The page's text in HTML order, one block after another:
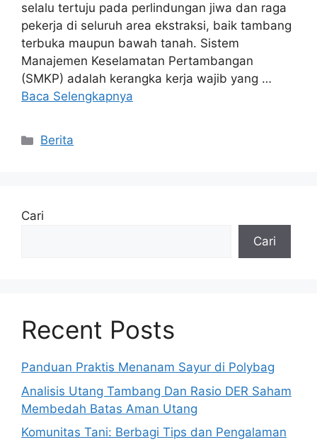
selalu tertuju pada perlindungan jiwa dan raga
pekerja di seluruh area ekstraksi, baik tambang
terbuka maupun bawah tanah. Sistem
Manajemen Keselamatan Pertambangan
(SMKP) adalah kerangka kerja wajib yang …
Baca Selengkapnya
Kategori
Berita
Cari
Cari
Recent Posts
Panduan Praktis Menanam Sayur di Polybag
Analisis Utang Tambang Dan Rasio DER Saham
Membedah Batas Aman Utang
Komunitas Tani: Berbagi Tips dan Pengalaman